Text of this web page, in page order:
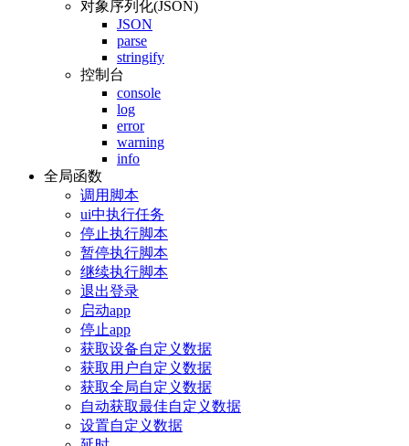
对象序列化(JSON)
JSON
parse
stringify
控制台
console
log
error
warning
info
全局函数
调用脚本
ui中执行任务
停止执行脚本
暂停执行脚本
继续执行脚本
退出登录
启动app
停止app
获取设备自定义数据
获取用户自定义数据
获取全局自定义数据
自动获取最佳自定义数据
设置自定义数据